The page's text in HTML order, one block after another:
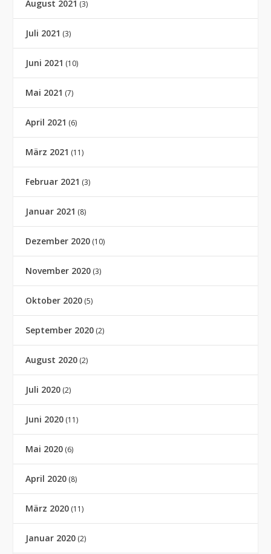
August 2021 (3)
Juli 2021 (3)
Juni 2021 (10)
Mai 2021 (7)
April 2021 (6)
März 2021 (11)
Februar 2021 (3)
Januar 2021 (8)
Dezember 2020 (10)
November 2020 (3)
Oktober 2020 (5)
September 2020 (2)
August 2020 (2)
Juli 2020 (2)
Juni 2020 (11)
Mai 2020 (6)
April 2020 (8)
März 2020 (11)
Januar 2020 (2)